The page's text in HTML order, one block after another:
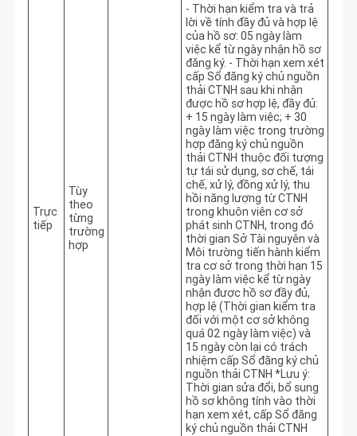
Trực
tiếp
Tùy
theo
từng
trường
hợp
- Thời hạn kiểm tra và trả
lời về tính đầy đủ và hợp lệ
của hồ sơ: 05 ngày làm
việc kể từ ngày nhận hồ sơ
đăng ký. - Thời hạn xem xét
cấp Sổ đăng ký chủ nguồn
thải CTNH sau khi nhận
được hồ sơ hợp lệ, đầy đủ:
+ 15 ngày làm việc; + 30
ngày làm việc trong trường
hợp đăng ký chủ nguồn
thải CTNH thuộc đối tượng
tự tái sử dụng, sơ chế, tái
chế, xử lý, đồng xử lý, thu
hồi năng lượng từ CTNH
trong khuôn viên cơ sở
phát sinh CTNH, trong đó
thời gian Sở Tài nguyên và
Môi trường tiến hành kiểm
tra cơ sở trong thời hạn 15
ngày làm việc kể từ ngày
nhận được hồ sơ đầy đủ,
hợp lệ (Thời gian kiểm tra
đối với một cơ sở không
quá 02 ngày làm việc) và
15 ngày còn lại có trách
nhiệm cấp Sổ đăng ký chủ
nguồn thải CTNH *Lưu ý:
Thời gian sửa đổi, bổ sung
hồ sơ không tính vào thời
hạn xem xét, cấp Sổ đăng
ký chủ nguồn thải CTNH